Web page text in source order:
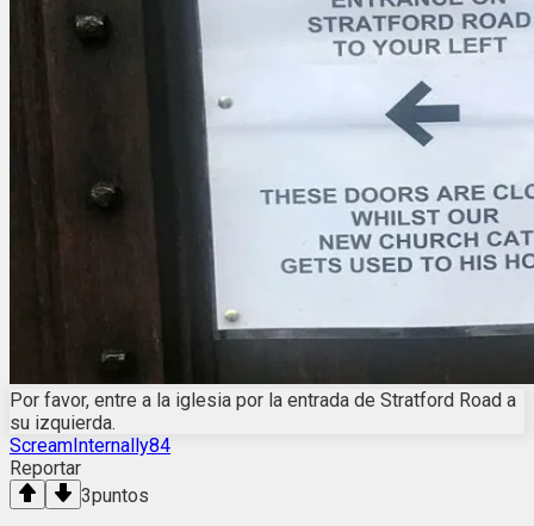
Por favor, entre a la iglesia por la entrada de Stratford Road a
su izquierda.
ScreamInternally84
Reportar
3puntos